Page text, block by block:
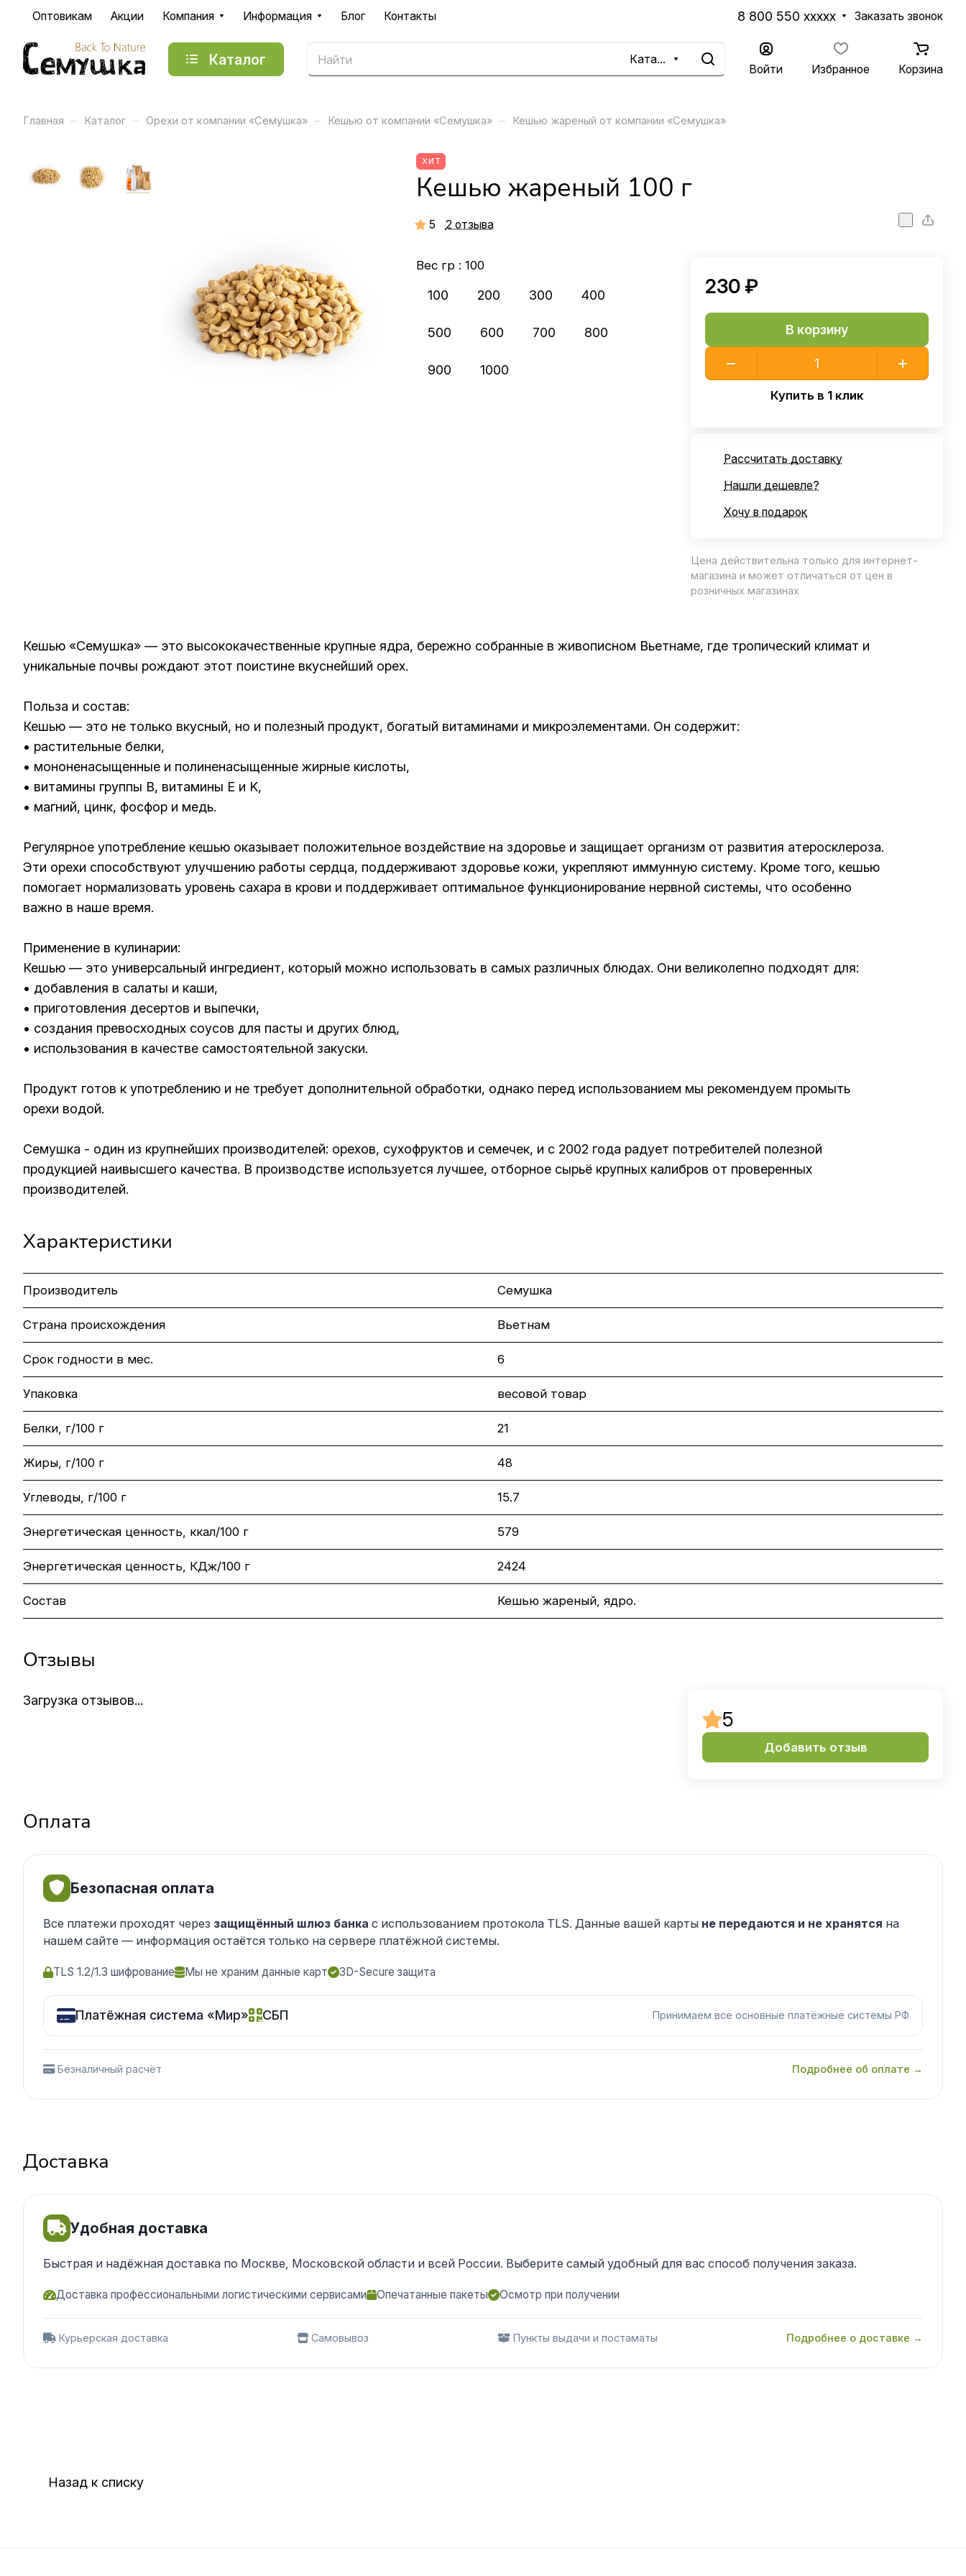
Оптовикам Акции Компания Информация Блог Контакты 8 800 550 xxxxx Заказать звонок
Каталог Каталог
Войти Избранное Корзина
Главная – Каталог – Орехи от компании «Семушка» – Кешью от компании «Семушка» – Кешью жареный от компании «Семушка»
ХИТ
Кешью жареный 100 г
5 2 отзыва
Вес гр : 100
100 200 300 400
500 600 700 800
900 1000
230 ₽
В корзину
Купить в 1 клик
Рассчитать доставку
Нашли дешевле?
Хочу в подарок
Цена действительна только для интернет-
магазина и может отличаться от цен в
розничных магазинах
Кешью «Семушка» — это высококачественные крупные ядра, бережно собранные в живописном Вьетнаме, где тропический климат и
уникальные почвы рождают этот поистине вкуснейший орех.
Польза и состав:
Кешью — это не только вкусный, но и полезный продукт, богатый витаминами и микроэлементами. Он содержит:
• растительные белки,
• мононенасыщенные и полиненасыщенные жирные кислоты,
• витамины группы B, витамины E и K,
• магний, цинк, фосфор и медь.
Регулярное употребление кешью оказывает положительное воздействие на здоровье и защищает организм от развития атеросклероза.
Эти орехи способствуют улучшению работы сердца, поддерживают здоровье кожи, укрепляют иммунную систему. Кроме того, кешью
помогает нормализовать уровень сахара в крови и поддерживает оптимальное функционирование нервной системы, что особенно
важно в наше время.
Применение в кулинарии:
Кешью — это универсальный ингредиент, который можно использовать в самых различных блюдах. Они великолепно подходят для:
• добавления в салаты и каши,
• приготовления десертов и выпечки,
• создания превосходных соусов для пасты и других блюд,
• использования в качестве самостоятельной закуски.
Продукт готов к употреблению и не требует дополнительной обработки, однако перед использованием мы рекомендуем промыть
орехи водой.
Семушка - один из крупнейших производителей: орехов, сухофруктов и семечек, и с 2002 года радует потребителей полезной
продукцией наивысшего качества. В производстве используется лучшее, отборное сырьё крупных калибров от проверенных
производителей.
Характеристики
Производитель Семушка
Страна происхождения Вьетнам
Срок годности в мес. 6
Упаковка весовой товар
Белки, г/100 г 21
Жиры, г/100 г 48
Углеводы, г/100 г 15.7
Энергетическая ценность, ккал/100 г 579
Энергетическая ценность, КДж/100 г 2424
Состав Кешью жареный, ядро.
Отзывы
Загрузка отзывов...
5
Добавить отзыв
Оплата
Безопасная оплата
Все платежи проходят через защищённый шлюз банка с использованием протокола TLS. Данные вашей карты не передаются и не хранятся на
нашем сайте — информация остаётся только на сервере платёжной системы.
TLS 1.2/1.3 шифрование Мы не храним данные карт 3D-Secure защита
Платёжная система «Мир» СБП Принимаем все основные платёжные системы РФ
Безналичный расчёт Подробнее об оплате →
Доставка
Удобная доставка
Быстрая и надёжная доставка по Москве, Московской области и всей России. Выберите самый удобный для вас способ получения заказа.
Доставка профессиональными логистическими сервисами Опечатанные пакеты Осмотр при получении
Курьерская доставка Самовывоз Пункты выдачи и постаматы Подробнее о доставке →
Назад к списку